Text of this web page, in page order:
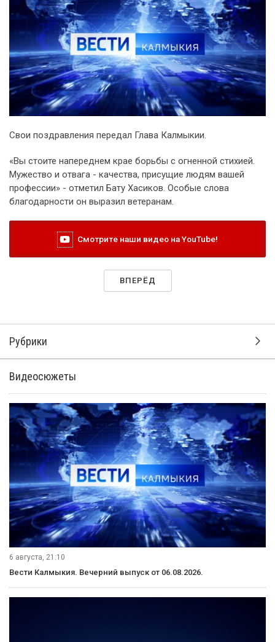
Свои поздравления передал Глава Калмыкии.
«Вы стоите напереднем крае борьбы с огненной стихией.
Мужество и отвага - качества, присущие людям вашей
профессии» - отметил Бату Хасиков. Особые слова
благодарности он выразил ветеранам.
Смотрите наши видео на YouTube!
ВПЕРЁД
Рубрики
Видеосюжеты
6 августа, 21:10
Вести Калмыкия. Вечерний выпуск от 06.08.2026.